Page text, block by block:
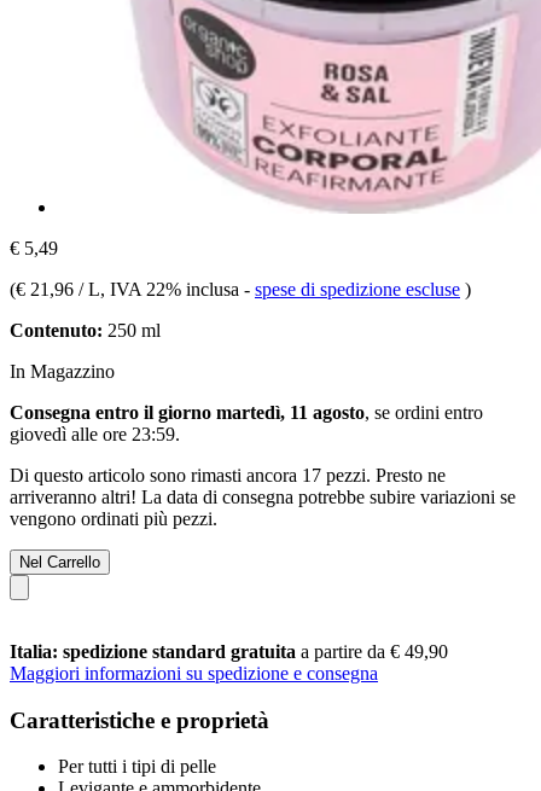
€ 5,49
(€ 21,96 / L, IVA 22% inclusa - spese di spedizione escluse )
Contenuto: 250 ml
In Magazzino
Consegna entro il giorno martedì, 11 agosto, se ordini entro
giovedì alle ore 23:59.
Di questo articolo sono rimasti ancora 17 pezzi. Presto ne
arriveranno altri! La data di consegna potrebbe subire variazioni se
vengono ordinati più pezzi.
Nel Carrello
Italia: spedizione standard gratuita a partire da € 49,90
Maggiori informazioni su spedizione e consegna
Caratteristiche e proprietà
Per tutti i tipi di pelle